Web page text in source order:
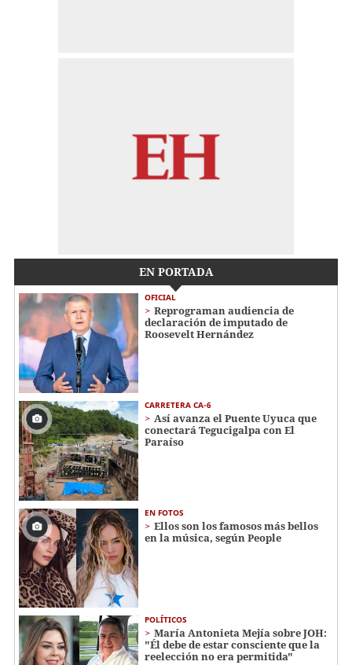
EN PORTADA
OFICIAL
Reprograman audiencia de
declaración de imputado de
Roosevelt Hernández
CARRETERA CA-6
Así avanza el Puente Uyuca que
conectará Tegucigalpa con El
Paraíso
EN FOTOS
Ellos son los famosos más bellos
en la música, según People
POLÍTICOS
María Antonieta Mejía sobre JOH:
"Él debe de estar consciente que la
reelección no era permitida"